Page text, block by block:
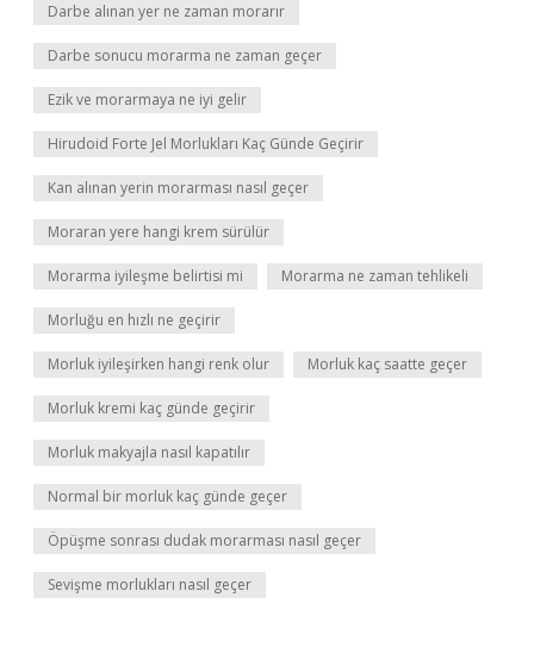
Darbe alınan yer ne zaman morarır
Darbe sonucu morarma ne zaman geçer
Ezik ve morarmaya ne iyi gelir
Hirudoid Forte Jel Morlukları Kaç Günde Geçirir
Kan alınan yerin morarması nasıl geçer
Moraran yere hangi krem sürülür
Morarma iyileşme belirtisi mi Morarma ne zaman tehlikeli
Morluğu en hızlı ne geçirir
Morluk iyileşirken hangi renk olur Morluk kaç saatte geçer
Morluk kremi kaç günde geçirir
Morluk makyajla nasıl kapatılır
Normal bir morluk kaç günde geçer
Öpüşme sonrası dudak morarması nasıl geçer
Sevişme morlukları nasıl geçer